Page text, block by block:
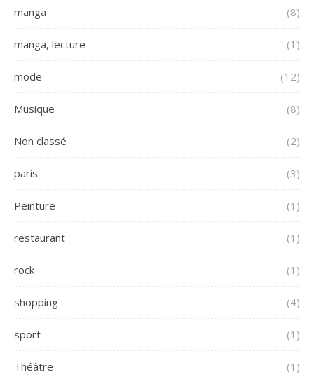
manga (8)
manga, lecture (1)
mode (12)
Musique (8)
Non classé (2)
paris (3)
Peinture (1)
restaurant (1)
rock (1)
shopping (4)
sport (1)
Théâtre (1)